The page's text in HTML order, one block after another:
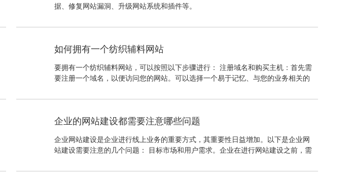
据、修复网站漏洞、升级网站系统和插件等。
如何拥有一个纺织辅料网站
要拥有一个纺织辅料网站，可以按照以下步骤进行： 注册域名和购买主机：首先需
要注册一个域名，以便访问您的网站。可以选择一个易于记忆、与您的业务相关的
企业的网站建设都需要注意哪些问题
企业网站建设是企业进行线上业务的重要方式，其重要性日益增加。以下是企业网
站建设需要注意的几个问题： 目标市场和用户需求。企业在进行网站建设之前，需
体验。